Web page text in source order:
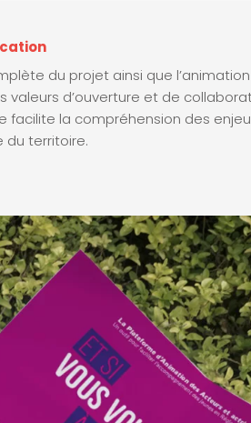
du projet ainsi que
valeurs d’ouverture et de
la compréhension des
du territoire.